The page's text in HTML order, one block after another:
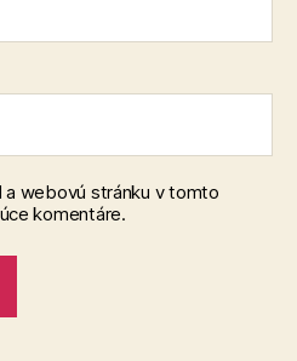
a webovú stránku v tomto
komentáre.